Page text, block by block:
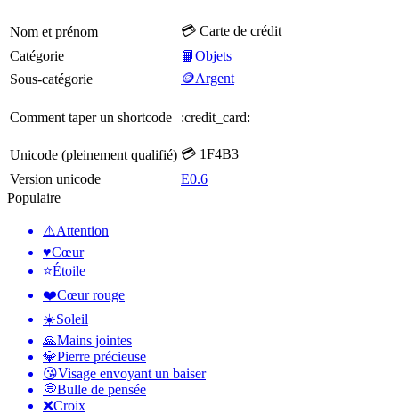
Nom et prénom
💳 Carte de crédit
Catégorie
📙Objets
Sous-catégorie
🪙Argent
Comment taper un shortcode :credit_card:
Unicode (pleinement qualifié) 💳 1F4B3
Version unicode
E0.6
Populaire
⚠️Attention
♥️Cœur
⭐Étoile
❤️Cœur rouge
☀️Soleil
🙏Mains jointes
💎Pierre précieuse
😘Visage envoyant un baiser
💭Bulle de pensée
❌Croix